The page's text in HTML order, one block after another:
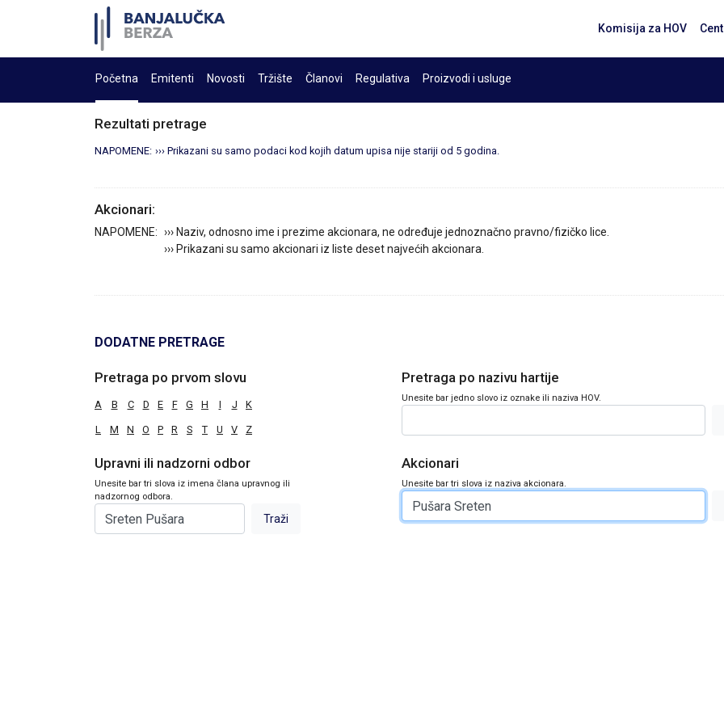
Komisija za HOV
Početna Emitenti Novosti Tržište Članovi Regulativa Proizvodi i usluge
Rezultati pretrage
NAPOMENE: ››› Prikazani su samo podaci kod kojih datum upisa nije stariji od 5 godina.
Akcionari:
NAPOMENE: ››› Naziv, odnosno ime i prezime akcionara, ne određuje jednoznačno pravno/fizičko lice.
››› Prikazani su samo akcionari iz liste deset najvećih akcionara.
DODATNE PRETRAGE
Pretraga po prvom slovu
A B C D E F G H I J K
L M N O P R S T U V Z
Pretraga po nazivu hartije
Unesite bar jedno slovo iz oznake ili naziva HOV.
Upravni ili nadzorni odbor
Unesite bar tri slova iz imena člana upravnog ili
nadzornog odbora.
Akcionari
Unesite bar tri slova iz naziva akcionara.